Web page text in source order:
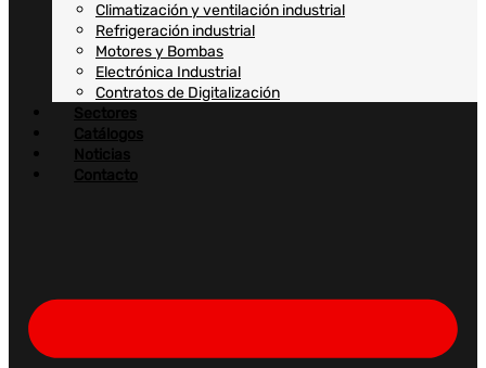
Climatización y ventilación industrial
Refrigeración industrial
Motores y Bombas
Electrónica Industrial
Contratos de Digitalización
Sectores
Catálogos
Noticias
Contacto